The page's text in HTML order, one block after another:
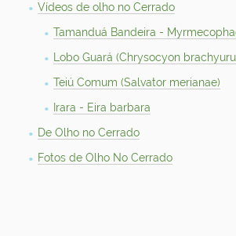
Vídeos de olho no Cerrado
Tamanduá Bandeira -
Lobo Guará (Chrysocyon
Teiú Comum (Salvator merianae)
Irara - Eira barbara
De Olho no Cerrado
Fotos de Olho No Cerrado